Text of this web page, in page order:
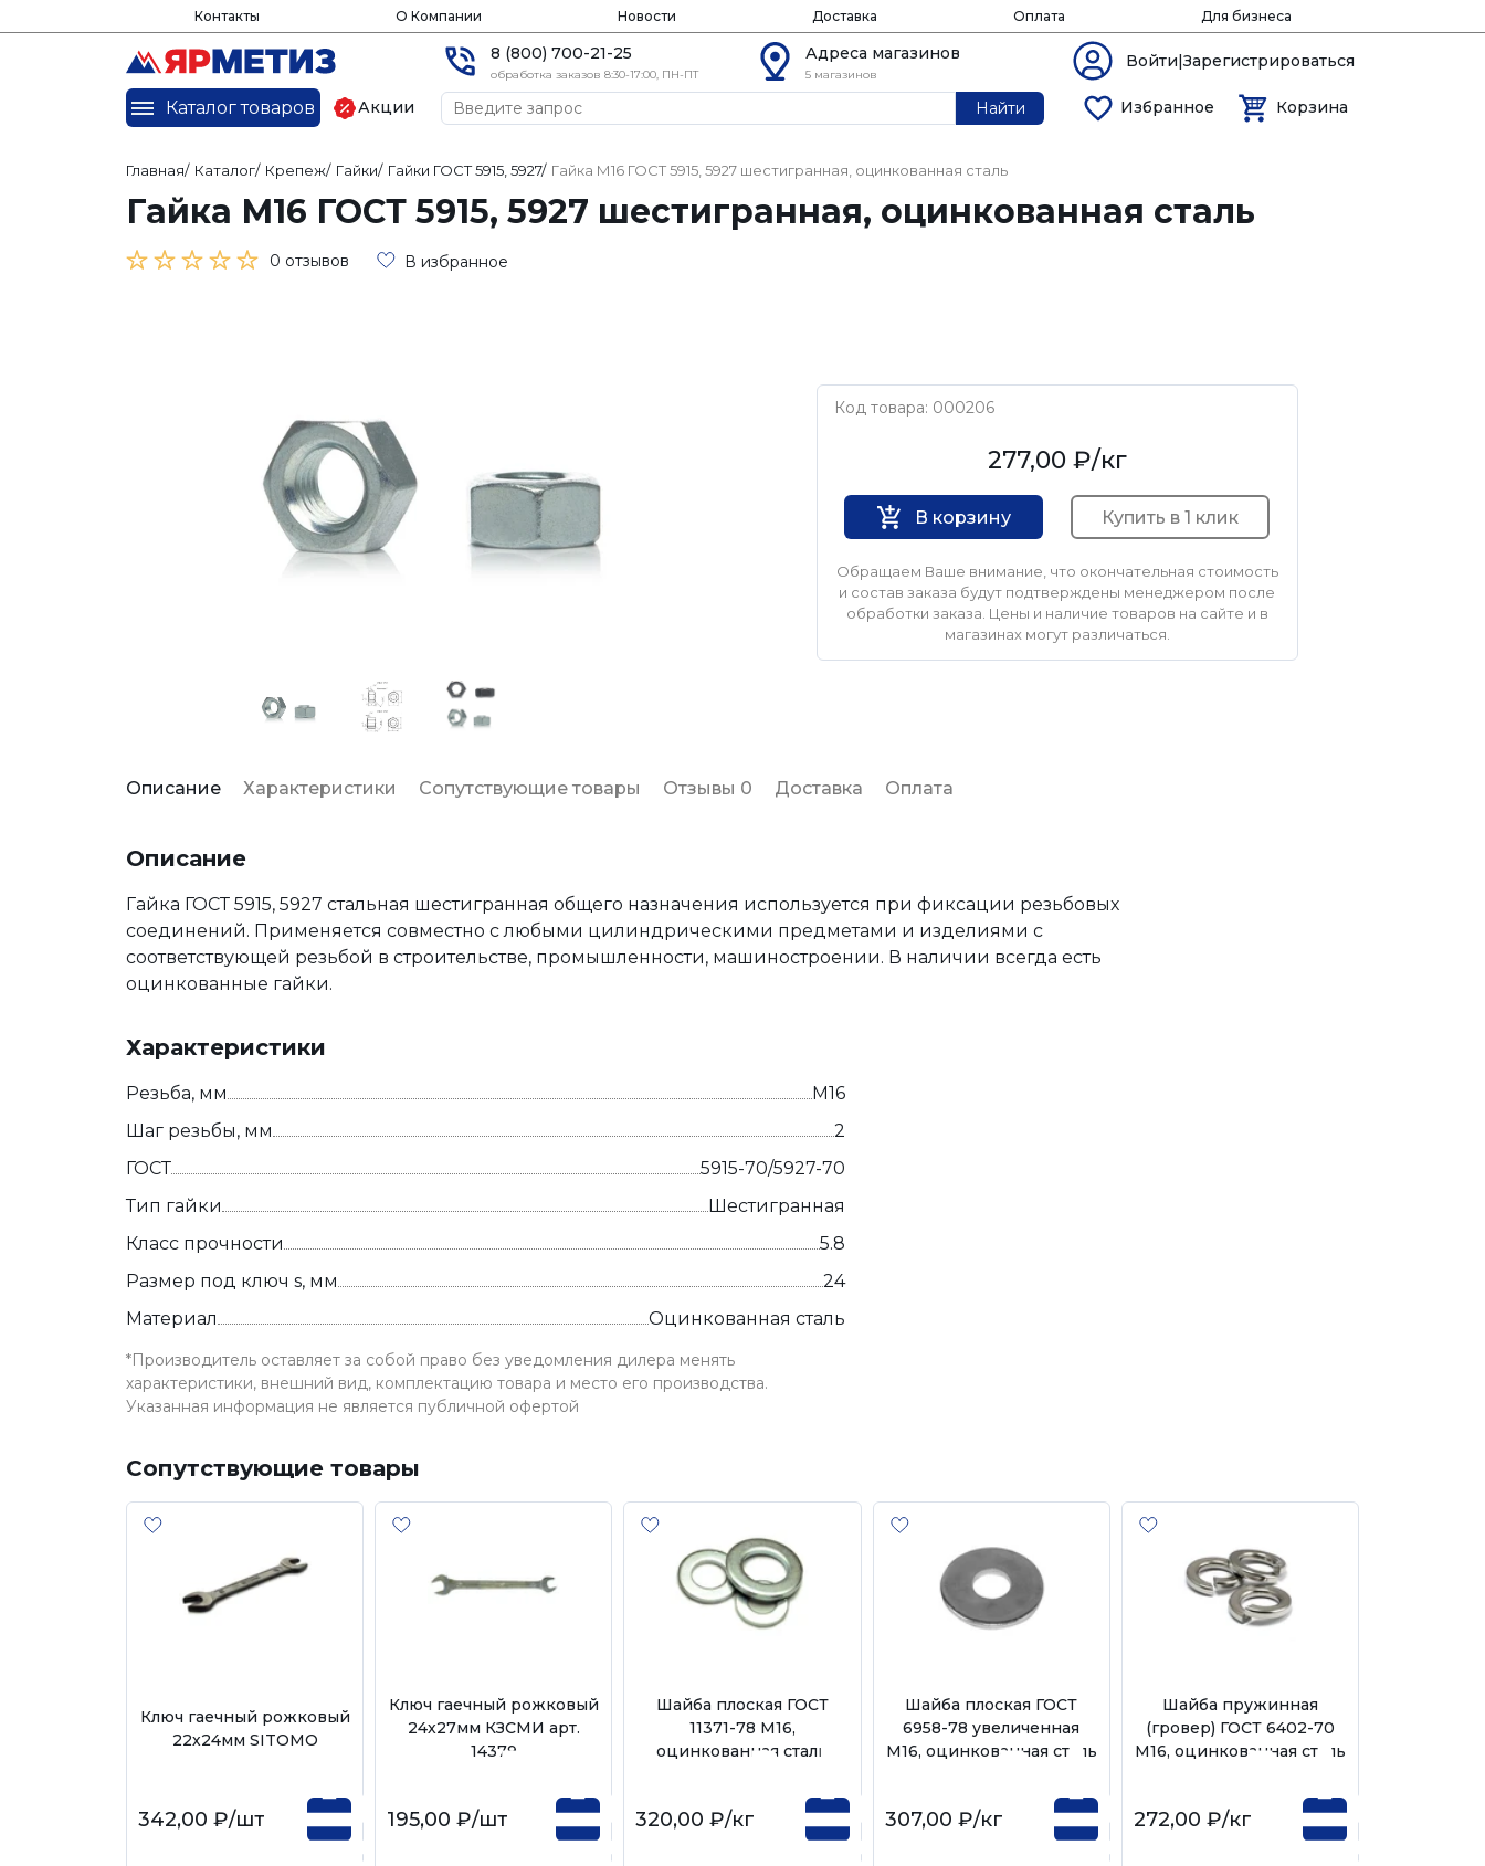
Контакты О Компании Новости Доставка Оплата Для бизнеса
8 (800) 700-21-25
обработка заказов 8:30-17:00, ПН-ПТ
Адреса магазинов
5 магазинов
Войти|Зарегистрироваться
Каталог товаров Акции Найти Избранное Корзина
Главная/ Каталог/ Крепеж/ Гайки/ Гайки ГОСТ 5915, 5927/ Гайка М16 ГОСТ 5915, 5927 шестигранная, оцинкованная сталь
Гайка М16 ГОСТ 5915, 5927 шестигранная, оцинкованная сталь
0 отзывов В избранное
Код товара: 000206
277,00 ₽/кг
В корзину Купить в 1 клик
Обращаем Ваше внимание, что окончательная стоимость
и состав заказа будут подтверждены менеджером после
обработки заказа. Цены и наличие товаров на сайте и в
магазинах могут различаться.
Описание Характеристики Сопутствующие товары Отзывы 0 Доставка Оплата
Описание
Гайка ГОСТ 5915, 5927 стальная шестигранная общего назначения используется при фиксации резьбовых
соединений. Применяется совместно с любыми цилиндрическими предметами и изделиями с
соответствующей резьбой в строительстве, промышленности, машиностроении. В наличии всегда есть
оцинкованные гайки.
Характеристики
Резьба, мм
М16
Шаг резьбы, мм
2
ГОСТ
5915-70/5927-70
Тип гайки
Шестигранная
Класс прочности
5.8
Размер под ключ s, мм
24
Материал
Оцинкованная сталь
*Производитель оставляет за собой право без уведомления дилера менять
характеристики, внешний вид, комплектацию товара и место его производства.
Указанная информация не является публичной офертой
Сопутствующие товары
Ключ гаечный рожковый
22х24мм SITOMO
342,00 ₽/шт
Ключ гаечный рожковый
24х27мм КЗСМИ арт.
14379
195,00 ₽/шт
Шайба плоская ГОСТ
11371-78 М16,
оцинкованная сталь
320,00 ₽/кг
Шайба плоская ГОСТ
6958-78 увеличенная
М16, оцинкованная сталь
307,00 ₽/кг
Шайба пружинная
(гровер) ГОСТ 6402-70
М16, оцинкованная сталь
272,00 ₽/кг